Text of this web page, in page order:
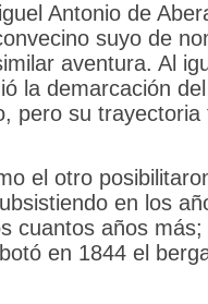
Antonio de
suyo de
aventura. Al
la demarcación
pero su
el otro
en los
cuantos años
en 1844 el